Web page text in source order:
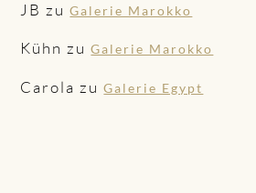
JB zuGalerie Marokko
Kühn zuGalerie Marokko
Carola zuGalerie Egypt